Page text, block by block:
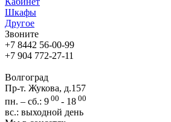
Шкафы
Другое
Звоните
+7 8442 56-00-99
+7 904 772-27-11
Волгоград
Пр-т. Жукова, д.157
пн. – сб.: 9 00 - 18 00
вс.: выходной день